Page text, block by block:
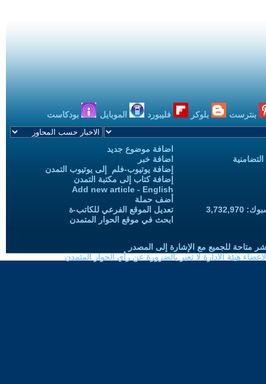
بنترست بلوكر فليبورد الموبايل بودكاست
اضافة موضوع جديد
اضافة خبر
إضافة يوتيوب-فلم إلى يوتيوب التمدن
إضافة كتاب إلى مكتبة التمدن
Add new article - English
أضف حملة
تعديل الموقع الفرعي للكاتب-ة
ابحث في موقع الحوار المتمدن
متاحة للجميع مع الإشارة إلى المصدر
هيئة الادارة لا تعبر بالضرورة عن رأي الحوار المتمدن